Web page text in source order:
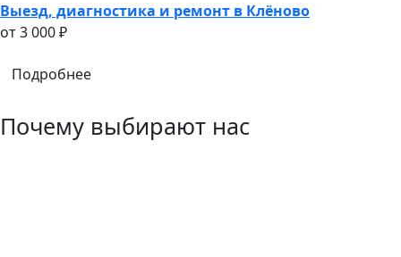
Выезд, диагностика и ремонт в Клёново
oт 3 000 ₽
Подробнее
Почему выбирают нас